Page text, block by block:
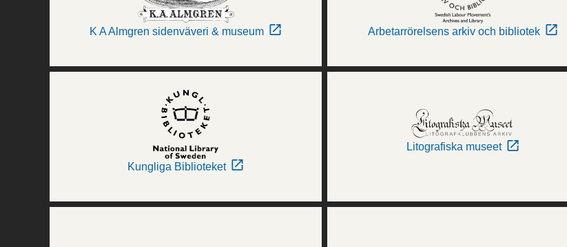
K A Almgren sidenväveri & museum Arbetarrörelsens arkiv och bibliotek
Kungliga Biblioteket
Litografiska museet